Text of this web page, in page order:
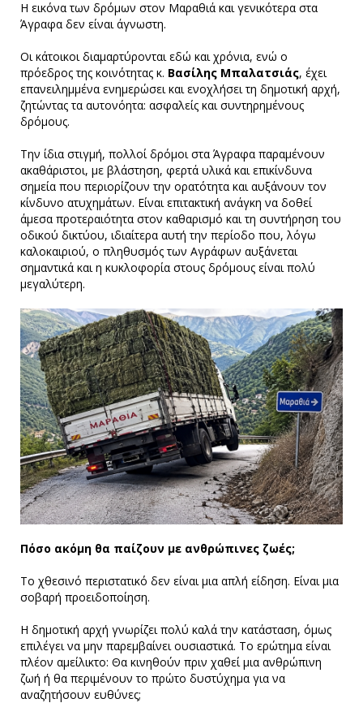
Η εικόνα των δρόμων στον Μαραθιά και γενικότερα στα
Άγραφα δεν είναι άγνωστη.
Οι κάτοικοι διαμαρτύρονται εδώ και χρόνια, ενώ ο
πρόεδρος της κοινότητας κ. Βασίλης Μπαλατσιάς, έχει
επανειλημμένα ενημερώσει και ενοχλήσει τη δημοτική αρχή,
ζητώντας τα αυτονόητα: ασφαλείς και συντηρημένους
δρόμους.
Την ίδια στιγμή, πολλοί δρόμοι στα Άγραφα παραμένουν
ακαθάριστοι, με βλάστηση, φερτά υλικά και επικίνδυνα
σημεία που περιορίζουν την ορατότητα και αυξάνουν τον
κίνδυνο ατυχημάτων. Είναι επιτακτική ανάγκη να δοθεί
άμεσα προτεραιότητα στον καθαρισμό και τη συντήρηση του
οδικού δικτύου, ιδιαίτερα αυτή την περίοδο που, λόγω
καλοκαιριού, ο πληθυσμός των Αγράφων αυξάνεται
σημαντικά και η κυκλοφορία στους δρόμους είναι πολύ
μεγαλύτερη.
Πόσο ακόμη θα παίζουν με ανθρώπινες ζωές;
Το χθεσινό περιστατικό δεν είναι μια απλή είδηση. Είναι μια
σοβαρή προειδοποίηση.
Η δημοτική αρχή γνωρίζει πολύ καλά την κατάσταση, όμως
επιλέγει να μην παρεμβαίνει ουσιαστικά. Το ερώτημα είναι
πλέον αμείλικτο: Θα κινηθούν πριν χαθεί μια ανθρώπινη
ζωή ή θα περιμένουν το πρώτο δυστύχημα για να
αναζητήσουν ευθύνες;